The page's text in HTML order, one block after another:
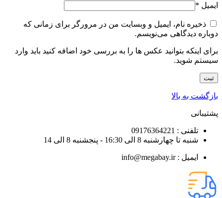
ایمیل *
ذخیره نام، ایمیل و وبسایت من در مرورگر برای زمانی که
دوباره دیدگاهی می‌نویسم.
برای اینکه بتوانید عکس ها را به بررسی خود اضافه کنید باید وارد
سیستم شوید.
بازگشت به بالا
پشتیبانی
تلفنی : 09176364221
شنبه تا چهارشنبه 8 الی 16:30 - پنجشنبه 8 الی 14
ایمیل : info@megabay.ir